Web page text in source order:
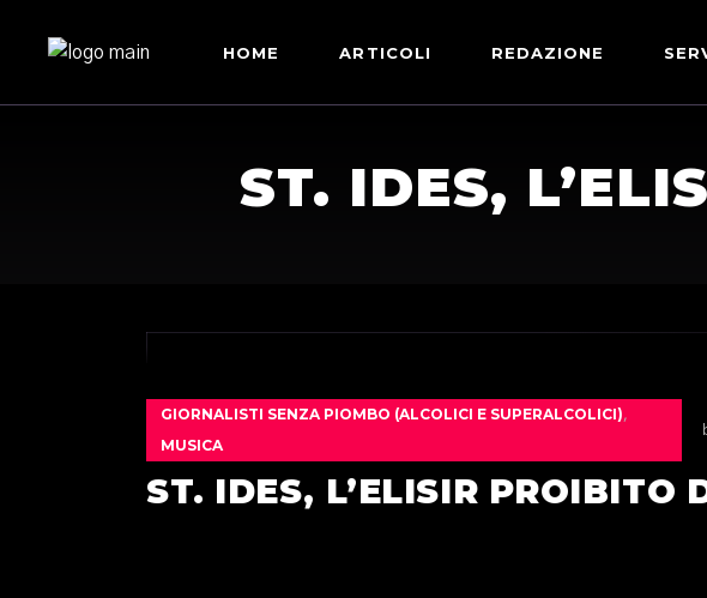
HOME ARTICOLI REDAZIONE
LE
ST. IDES,
GIORNALISTI SENZA PIOMBO (ALCOLICI E SUPERALCOLICI),
MUSICA
ST. IDES, L’ELISIR PROIBITO